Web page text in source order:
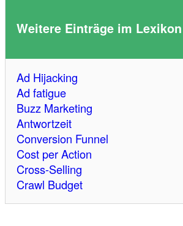
Weitere Einträge im Lexikon
Ad Hijacking
Ad fatigue
Buzz Marketing
Antwortzeit
Conversion Funnel
Cost per Action
Cross-Selling
Crawl Budget